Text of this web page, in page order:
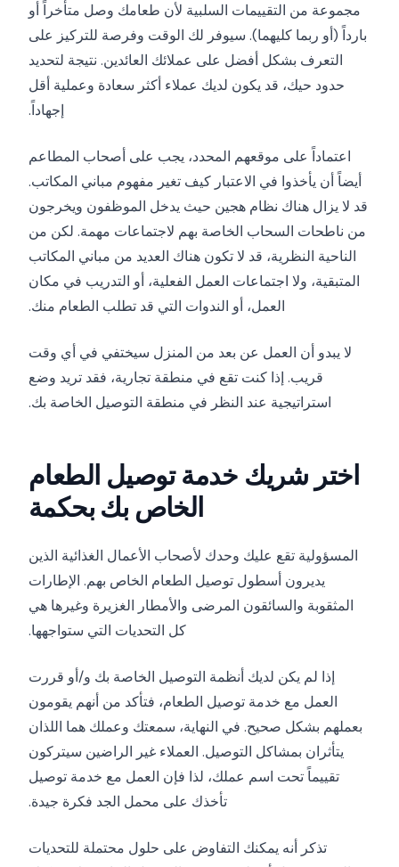
مجموعة من التقييمات السلبية لأن طعامك وصل متأخراً أو
بارداً (أو ربما كليهما). سيوفر لك الوقت وفرصة للتركيز على
التعرف بشكل أفضل على عملائك العائدين. نتيجة لتحديد
حدود حيك، قد يكون لديك عملاء أكثر سعادة وعملية أقل
إجهاداً.
اعتماداً على موقعهم المحدد، يجب على أصحاب المطاعم
أيضاً أن يأخذوا في الاعتبار كيف تغير مفهوم مباني المكاتب.
قد لا يزال هناك نظام هجين حيث يدخل الموظفون ويخرجون
من ناطحات السحاب الخاصة بهم لاجتماعات مهمة. لكن من
الناحية النظرية، قد لا تكون هناك العديد من مباني المكاتب
المتبقية، ولا اجتماعات العمل الفعلية، أو التدريب في مكان
العمل، أو الندوات التي قد تطلب الطعام منك.
لا يبدو أن العمل عن بعد من المنزل سيختفي في أي وقت
قريب. إذا كنت تقع في منطقة تجارية، فقد تريد وضع
استراتيجية عند النظر في منطقة التوصيل الخاصة بك.
اختر شريك خدمة توصيل الطعام
الخاص بك بحكمة
المسؤولية تقع عليك وحدك لأصحاب الأعمال الغذائية الذين
يديرون أسطول توصيل الطعام الخاص بهم. الإطارات
المثقوبة والسائقون المرضى والأمطار الغزيرة وغيرها هي
كل التحديات التي ستواجهها.
إذا لم يكن لديك أنظمة التوصيل الخاصة بك و/أو قررت
العمل مع خدمة توصيل الطعام، فتأكد من أنهم يقومون
بعملهم بشكل صحيح. في النهاية، سمعتك وعملك هما اللذان
يتأثران بمشاكل التوصيل. العملاء غير الراضين سيتركون
تقييماً تحت اسم عملك، لذا فإن العمل مع خدمة توصيل
تأخذك على محمل الجد فكرة جيدة.
تذكر أنه يمكنك التفاوض على حلول محتملة للتحديات